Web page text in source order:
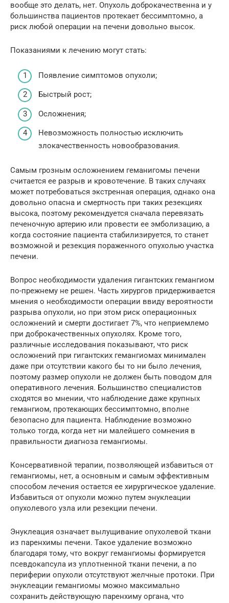
вообще это делать, нет. Опухоль доброкачественна и у
большинства пациентов протекает бессимптомно, а
риск любой операции на печени довольно высок.
Показаниями к лечению могут стать:
Появление симптомов опухоли;
Быстрый рост;
Осложнения;
Невозможность полностью исключить
злокачественность новообразования.
Самым грозным осложнением геманигомы печени
считается ее разрыв и кровотечение. В таких случаях
может потребоваться экстренная операция, однако она
довольно опасна и смертность при таких резекциях
высока, поэтому рекомендуется сначала перевязать
печеночную артерию или провести ее эмболизацию, а
когда состояние пациента стабилизируется, то станет
возможной и резекция пораженного опухолью участка
печени.
Вопрос необходимости удаления гигантских гемангиом
по-прежнему не решен. Часть хирургов придерживается
мнения о необходимости операции ввиду вероятности
разрыва опухоли, но при этом риск операционных
осложнений и смерти достигает 7%, что неприемлемо
при доброкачественных опухолях. Кроме того,
различные исследования показывают, что риск
осложнений при гигантских гемангиомах минимален
даже при отсутствии какого бы то ни было лечения,
поэтому размер опухоли не должен быть поводом для
оперативного лечения. Большинство специалистов
сходятся во мнении, что наблюдение даже крупных
гемангиом, протекающих бессимптомно, вполне
безопасно для пациента. Наблюдение возможно
только тогда, когда нет ни малейшего сомнения в
правильности диагноза гемангиомы.
Консервативной терапии, позволяющей избавиться от
гемангиомы, нет, а основным и самым эффективным
способом лечения остается ее хирургическое удаление.
Избавиться от опухоли можно путем энуклеации
опухолевого узла или резекции печени.
Энуклеация означает вылущивание опухолевой ткани
из паренхимы печени. Такое удаление возможно
благодаря тому, что вокруг гемангиомы формируется
псевдокапсула из уплотненной ткани печени, а по
периферии опухоли отсутствуют желчные протоки. При
энуклеации гемангиомы можно максимально
сохранить действующую паренхиму органа, что